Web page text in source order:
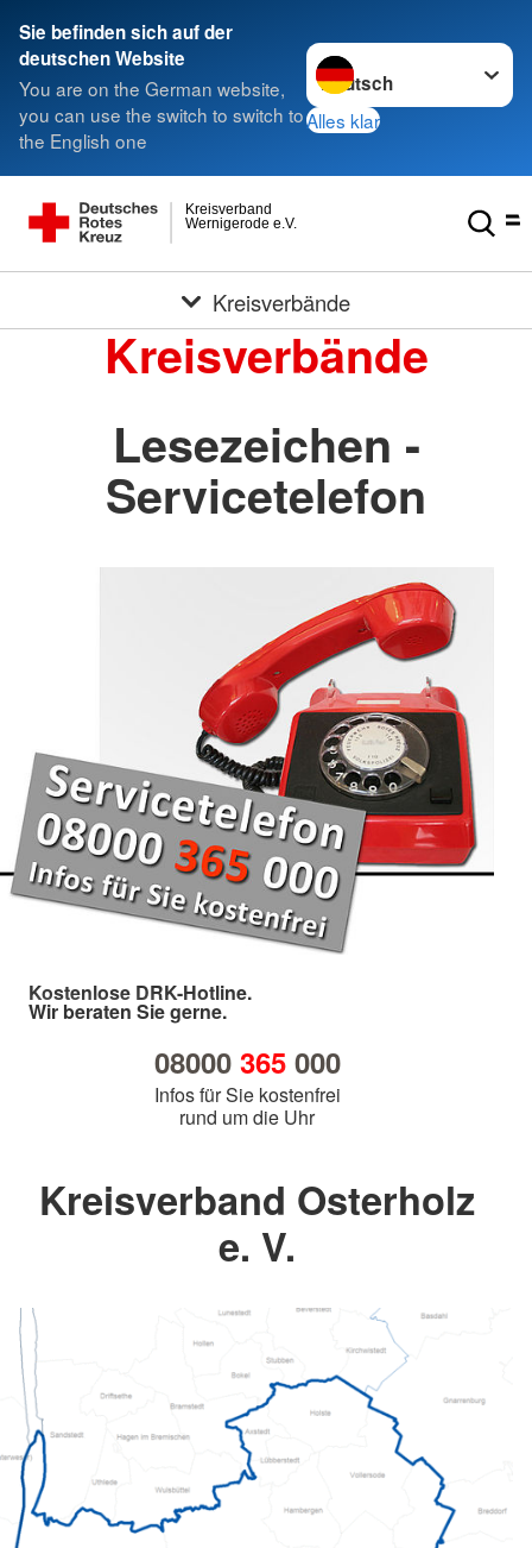
Sie befinden sich auf der
deutschen Website
You are on the German website,
you can use the switch to switch to
the English one
Sprache wechseln zu
Alles klar
Wernigerode e.V.
Kreisverband
Kreisverbände
Kreisverbände
Lesezeichen -
Servicetelefon
Kostenlose DRK-Hotline.
Wir beraten Sie gerne.
08000 365000
Infos für Sie kostenfrei
rund um die Uhr
Kreisverband Osterholz
e. V.